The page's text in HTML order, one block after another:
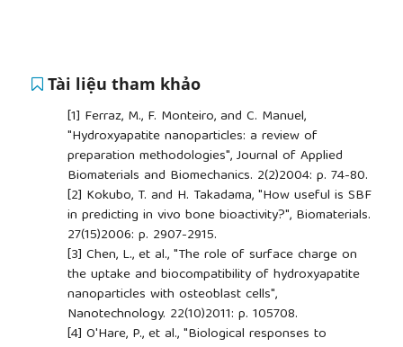
Tài liệu tham khảo
[1] Ferraz, M., F. Monteiro, and C. Manuel,
"Hydroxyapatite nanoparticles: a review of
preparation methodologies", Journal of Applied
Biomaterials and Biomechanics. 2(2)2004: p. 74-80.
[2] Kokubo, T. and H. Takadama, "How useful is SBF
in predicting in vivo bone bioactivity?", Biomaterials.
27(15)2006: p. 2907-2915.
[3] Chen, L., et al., "The role of surface charge on
the uptake and biocompatibility of hydroxyapatite
nanoparticles with osteoblast cells",
Nanotechnology. 22(10)2011: p. 105708.
[4] O'Hare, P., et al., "Biological responses to